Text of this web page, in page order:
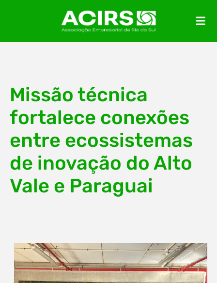
Missão técnica
fortalece conexões
entre ecossistemas
de inovação do Alto
Vale e Paraguai